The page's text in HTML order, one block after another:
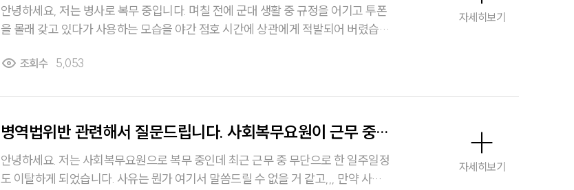
업무분야
구성원 소개
해외이민전문변호사
안녕하세요, 저는 병사로 복무 중입니다. 며칠 전에 군대 생활 중 규정을 어기고 투폰
을 몰래 갖고 있다가 사용하는 모습을 야간 점호 시간에 상관에게 적발되어 버렸습니
궁금합니다. 이왕이면 경고나 훈계 정도로 비교적 가벼운 처분을 받았으면 하는데...
조회수 5,053
자세히보기
병역법위반 관련해서 질문드립니다. 사회복무요원이 근무 중
이탈한 경우 어떤 처벌을 받게 되나요?
안녕하세요. 저는 사회복무요원으로 복무 중인데 최근 근무 중 무단으로 한 일주일정
도 이탈하게 되었습니다. 사유는 뭔가 여기서 말씀드릴 수 없을 거 같고,,, 만약 사회
자세히보기